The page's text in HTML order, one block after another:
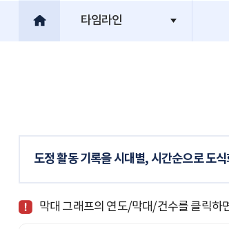
타임라인
도정 활동 기록을 시대별, 시간순으로 도
막대 그래프의 연도/막대/건수를 클릭하